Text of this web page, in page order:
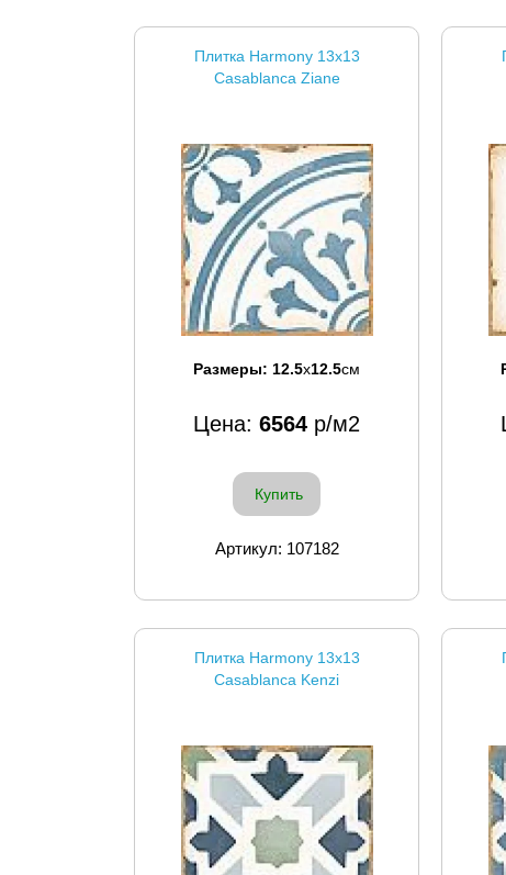
Плитка Harmony 13x13
Casablanca Ziane
Размеры: 12.5x12.5см
Цена: 6564 р/м2
Купить
Артикул: 107182
Плитка Harmony 13x13
Casablanca Kenzi